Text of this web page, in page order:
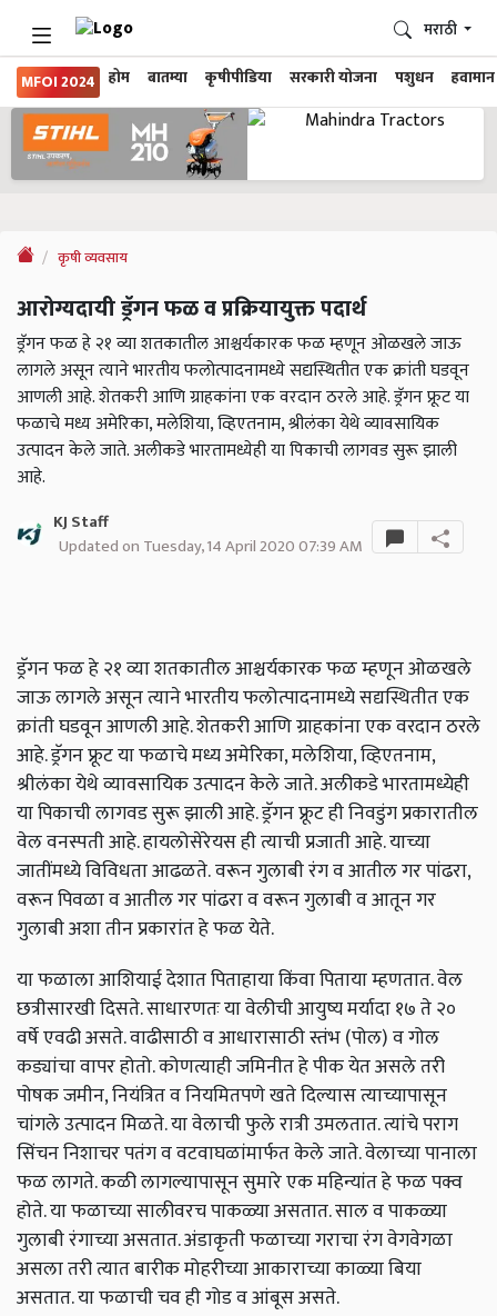
MFOI 2024 होम बातम्या कृषीपीडिया सरकारी योजना पशुधन हवामान
मराठी
कृषी व्यवसाय
आरोग्यदायी ड्रॅगन फळ व प्रक्रियायुक्त पदार्थ
ड्रॅगन फळ हे २१ व्या शतकातील आश्चर्यकारक फळ म्हणून ओळखले जाऊ
लागले असून त्याने भारतीय फलोत्पादनामध्ये सद्यस्थितीत एक क्रांती घडवून
आणली आहे. शेतकरी आणि ग्राहकांना एक वरदान ठरले आहे. ड्रॅगन फ्रूट या
फळाचे मध्य अमेरिका, मलेशिया, व्हिएतनाम, श्रीलंका येथे व्यावसायिक
उत्पादन केले जाते. अलीकडे भारतामध्येही या पिकाची लागवड सुरू झाली
आहे.
KJ Staff
Updated on Tuesday, 14 April 2020 07:39 AM
ड्रॅगन फळ हे २१ व्या शतकातील आश्चर्यकारक फळ म्हणून ओळखले
जाऊ लागले असून त्याने भारतीय फलोत्पादनामध्ये सद्यस्थितीत एक
क्रांती घडवून आणली आहे. शेतकरी आणि ग्राहकांना एक वरदान ठरले
आहे. ड्रॅगन फ्रूट या फळाचे मध्य अमेरिका, मलेशिया, व्हिएतनाम,
श्रीलंका येथे व्यावसायिक उत्पादन केले जाते. अलीकडे भारतामध्येही
या पिकाची लागवड सुरू झाली आहे. ड्रॅगन फ्रूट ही निवडुंग प्रकारातील
वेल वनस्पती आहे. हायलोसेरेयस ही त्याची प्रजाती आहे. याच्या
जातींमध्ये विविधता आढळते. वरून गुलाबी रंग व आतील गर पांढरा,
वरून पिवळा व आतील गर पांढरा व वरून गुलाबी व आतून गर
गुलाबी अशा तीन प्रकारांत हे फळ येते.
या फळाला आशियाई देशात पिताहाया किंवा पिताया म्हणतात. वेल
छत्रीसारखी दिसते. साधारणतः या वेलीची आयुष्य मर्यादा १७ ते २०
वर्षे एवढी असते. वाढीसाठी व आधारासाठी स्तंभ (पोल) व गोल
कड्यांचा वापर होतो. कोणत्याही जमिनीत हे पीक येत असले तरी
पोषक जमीन, नियंत्रित व नियमितपणे खते दिल्यास त्याच्यापासून
चांगले उत्पादन मिळते. या वेलाची फुले रात्री उमलतात. त्यांचे पराग
सिंचन निशाचर पतंग व वटवाघळांमार्फत केले जाते. वेलाच्या पानाला
फळ लागते. कळी लागल्यापासून सुमारे एक महिन्यांत हे फळ पक्व
होते. या फळाच्या सालीवरच पाकळ्या असतात. साल व पाकळ्या
गुलाबी रंगाच्या असतात. अंडाकृती फळाच्या गराचा रंग वेगवेगळा
असला तरी त्यात बारीक मोहरीच्या आकाराच्या काळ्या बिया
असतात. या फळाची चव ही गोड व आंबूस असते.